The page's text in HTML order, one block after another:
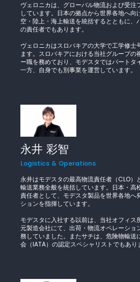
ヴェロニカは、グローバル物流および受注
しています。日本の拠点から世界各地へ向
空・陸上・海上輸送を統括するとともに、
の責任者でもあります。
ヴェロニカはスロバキアの大学で工学修士
ます。スロバキアにおける当社グループの
ー職を務めており、モデスタではパートタ
一方、自身でも別事業を運営しています。
永井 彩智
Logistics & Operations
永井はモデスタの最高物流責任者（CLO）
輸送業務全般を統括しています。日本・高
責任者として、モデスタ製品を世界各地へ
ションを指揮しています。
モデスタに入社する以前は、当社オフィス
元製造会社にて、出荷・物流オペレーショ
務していました。またサチは、危険物輸送
会（IATA）の認定スペシャリストでもあり